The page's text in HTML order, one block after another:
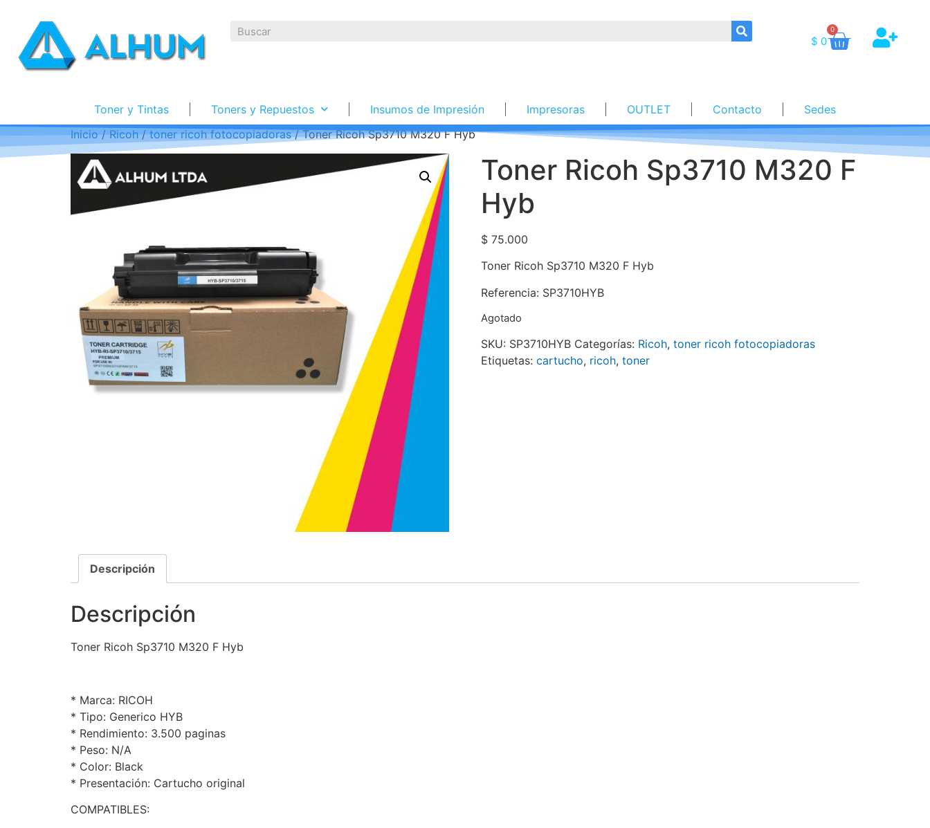
$ 0
0
Toner y Tintas Toners y Repuestos Insumos de Impresión Impresoras OUTLET Contacto
Sedes
Inicio/Ricoh/toner ricoh fotocopiadoras/ Toner Ricoh Sp3710 M320 F Hyb
Toner Ricoh Sp3710 M320 F
Hyb
$75.000
Toner Ricoh Sp3710 M320 F Hyb
Referencia: SP3710HYB
Agotado
SKU: SP3710HYB Categorías: Ricoh, toner ricoh fotocopiadoras
Etiquetas: cartucho, ricoh, toner
Descripción
Descripción
Toner Ricoh Sp3710 M320 F Hyb
* Marca: RICOH
* Tipo: Generico HYB
* Rendimiento: 3.500 paginas
* Peso: N/A
* Color: Black
* Presentación: Cartucho original
COMPATIBLES: